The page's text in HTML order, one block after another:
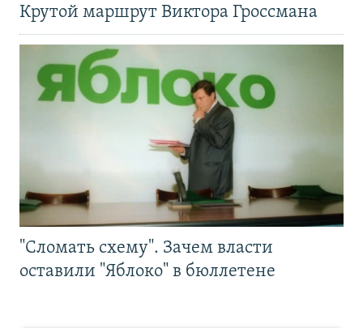
Крутой маршрут Виктора Гроссмана
"Сломать схему". Зачем власти
оставили "Яблоко" в бюллетене